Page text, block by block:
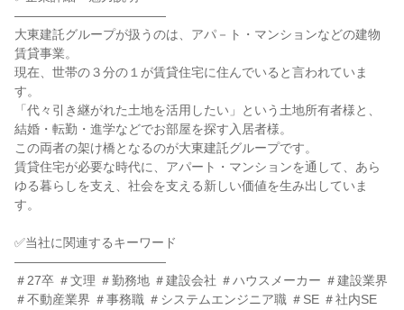
――――――――――――
大東建託グループが扱うのは、アパ－ト・マンションなどの建物
賃貸事業。
現在、世帯の３分の１が賃貸住宅に住んでいると言われていま
す。
「代々引き継がれた土地を活用したい」という土地所有者様と、
結婚・転勤・進学などでお部屋を探す入居者様。
この両者の架け橋となるのが大東建託グループです。
賃貸住宅が必要な時代に、アパート・マンションを通して、あら
ゆる暮らしを支え、社会を支える新しい価値を生み出していま
す。
✅当社に関連するキーワード
――――――――――――
＃27卒 ＃文理 ＃勤務地 ＃建設会社 ＃ハウスメーカー ＃建設業界
＃不動産業界 ＃事務職 ＃システムエンジニア職 ＃SE ＃社内SE